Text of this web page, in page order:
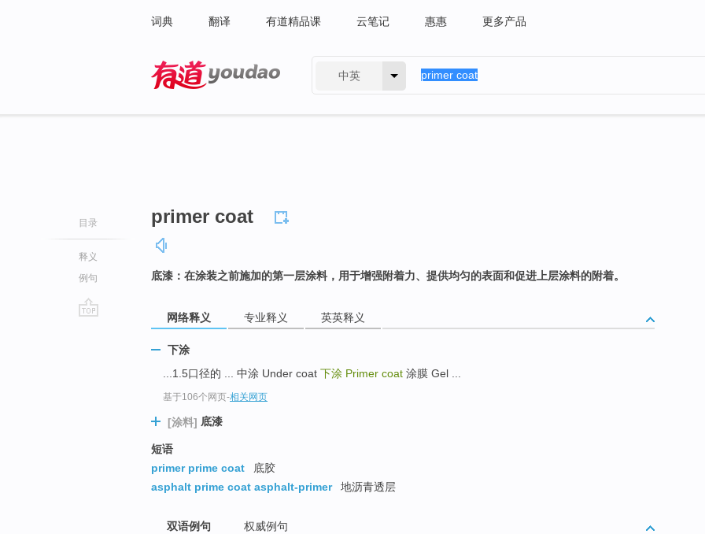
词典 翻译 有道精品课 云笔记 惠惠 更多产品
中英
目录
释义
例句
primer coat
底漆：在涂装之前施加的第一层涂料，用于增强附着力、提供均匀的表面和促进上层涂料的附着。
网络释义 专业释义 英英释义
下涂
...1.5口径的 ... 中涂 Under coat 下涂 Primer coat 涂膜 Gel ...
基于106个网页-相关网页
[涂料] 底漆
短语
primer prime coat
底胶
asphalt prime coat asphalt-primer
地沥青透层
双语例句 权威例句